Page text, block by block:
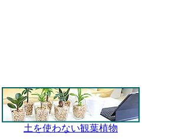
土を使わない観葉植物